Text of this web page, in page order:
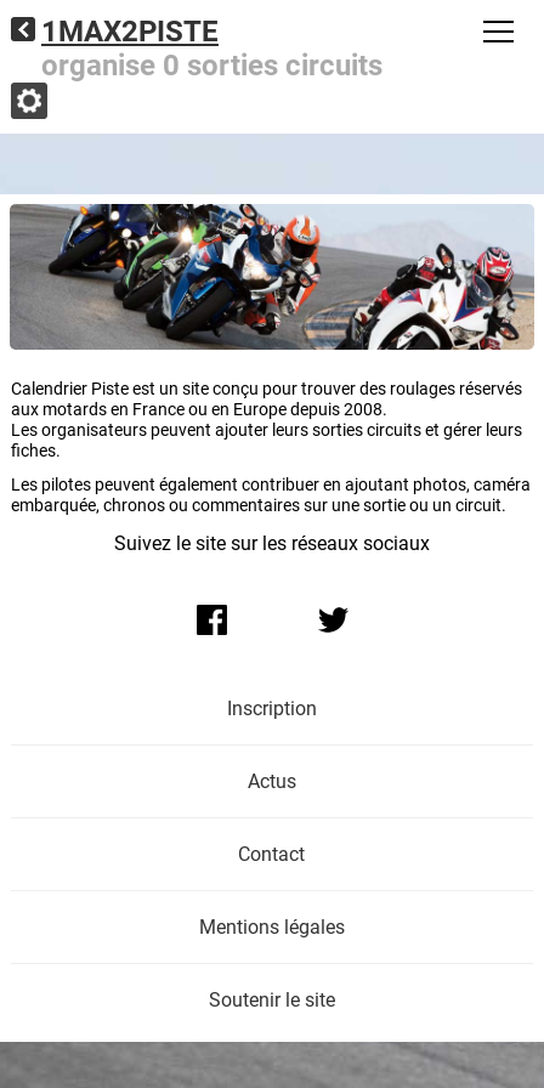
1MAX2PISTE
organise 0 sorties circuits
Calendrier Piste est un site conçu pour trouver des roulages réservés
aux motards en France ou en Europe depuis 2008.
Les organisateurs peuvent ajouter leurs sorties circuits et gérer leurs
fiches.
Les pilotes peuvent également contribuer en ajoutant photos, caméra
embarquée, chronos ou commentaires sur une sortie ou un circuit.
Suivez le site sur les réseaux sociaux
Inscription
Actus
Contact
Mentions légales
Soutenir le site